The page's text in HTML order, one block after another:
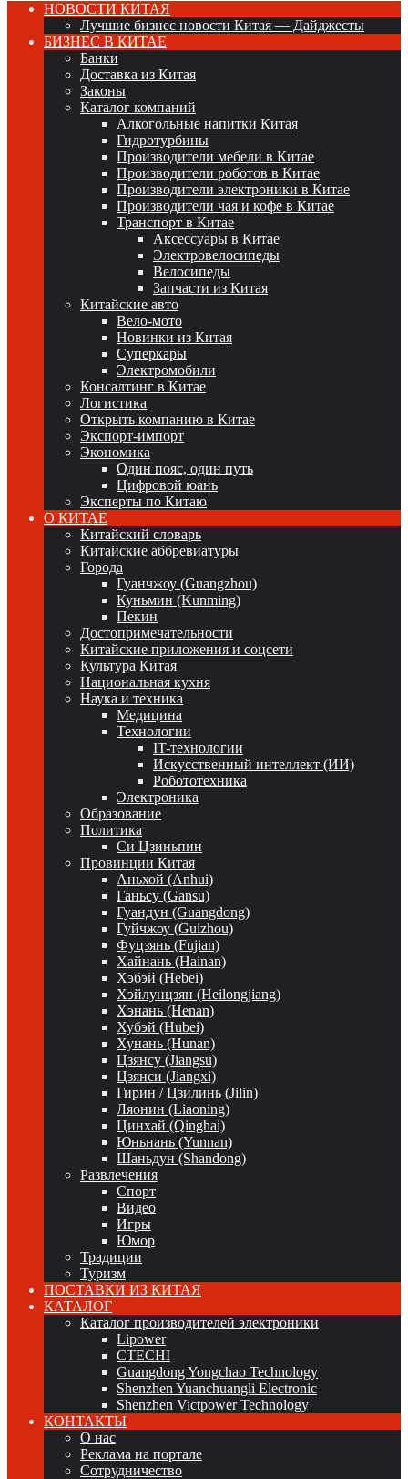
НОВОСТИ КИТАЯ
Лучшие бизнес новости Китая — Дайджесты
БИЗНЕС В КИТАЕ
Банки
Доставка из Китая
Законы
Каталог компаний
Алкогольные напитки Китая
Гидротурбины
Производители мебели в Китае
Производители роботов в Китае
Производители электроники в Китае
Производители чая и кофе в Китае
Транспорт в Китае
Аксессуары в Китае
Электровелосипеды
Велосипеды
Запчасти из Китая
Китайские авто
Вело-мото
Новинки из Китая
Суперкары
Электромобили
Консалтинг в Китае
Логистика
Открыть компанию в Китае
Экспорт-импорт
Экономика
Один пояс, один путь
Цифровой юань
Эксперты по Китаю
О КИТАЕ
Китайский словарь
Китайские аббревиатуры
Города
Гуанчжоу (Guangzhou)
Куньмин (Kunming)
Пекин
Достопримечательности
Китайские приложения и соцсети
Культура Китая
Национальная кухня
Наука и техника
Медицина
Технологии
IT-технологии
Искусственный интеллект (ИИ)
Робототехника
Электроника
Образование
Политика
Си Цзиньпин
Провинции Китая
Аньхой (Anhui)
Ганьсу (Gansu)
Гуандун (Guangdong)
Гуйчжоу (Guizhou)
Фуцзянь (Fujian)
Хайнань (Hainan)
Хэбэй (Hebei)
Хэйлунцзян (Heilongjiang)
Хэнань (Henan)
Хубэй (Hubei)
Хунань (Hunan)
Цзянсу (Jiangsu)
Цзянси (Jiangxi)
Гирин / Цзилинь (Jilin)
Ляонин (Liaoning)
Цинхай (Qinghai)
Юньнань (Yunnan)
Шаньдун (Shandong)
Развлечения
Спорт
Видео
Игры
Юмор
Традиции
Туризм
ПОСТАВКИ ИЗ КИТАЯ
КАТАЛОГ
Каталог производителей электроники
Lipower
CTECHI
Guangdong Yongchao Technology
Shenzhen Yuanchuangli Electronic
Shenzhen Victpower Technology
КОНТАКТЫ
О нас
Реклама на портале
Сотрудничество